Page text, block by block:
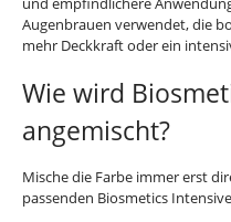
Augenbrauen verwendet, die
mehr Deckkraft oder ein
Wie wird
angemischt?
Mische die Farbe immer erst
passenden Biosmetics